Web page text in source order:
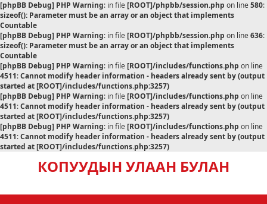
[phpBB Debug] PHP Warning: in file[ROOT]/phpbb/session.php on line580:
sizeof(): Parameter must be an array or an object that implements
Countable
[phpBB Debug] PHP Warning: in file[ROOT]/phpbb/session.php on line636:
sizeof(): Parameter must be an array or an object that implements
Countable
[phpBB Debug] PHP Warning: in file[ROOT]/includes/functions.php on line
4511:Cannot modify header information - headers already sent by (output
started at [ROOT]/includes/functions.php:3257)
[phpBB Debug] PHP Warning: in file[ROOT]/includes/functions.php on line
4511:Cannot modify header information - headers already sent by (output
started at [ROOT]/includes/functions.php:3257)
[phpBB Debug] PHP Warning: in file[ROOT]/includes/functions.php on line
4511:Cannot modify header information - headers already sent by (output
started at [ROOT]/includes/functions.php:3257)
КОПУУДЫН УЛААН БУЛАН